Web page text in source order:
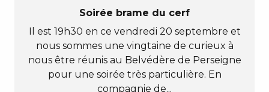
Soirée brame du cerf
Il est 19h30 en ce vendredi 20 septembre et
nous sommes une vingtaine de curieux à
nous être réunis au Belvédère de Perseigne
pour une soirée très particulière. En
compagnie de...